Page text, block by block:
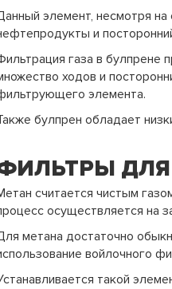
элемент, несмотря
и
газа в булпрене
ходов и
элемента.
булпрен обладает
считается чистым
осуществляется на
метана достаточно
войлочного
такой